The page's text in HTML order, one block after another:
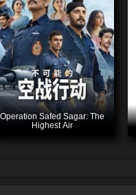
Operation Safed Sagar: The
Highest Air